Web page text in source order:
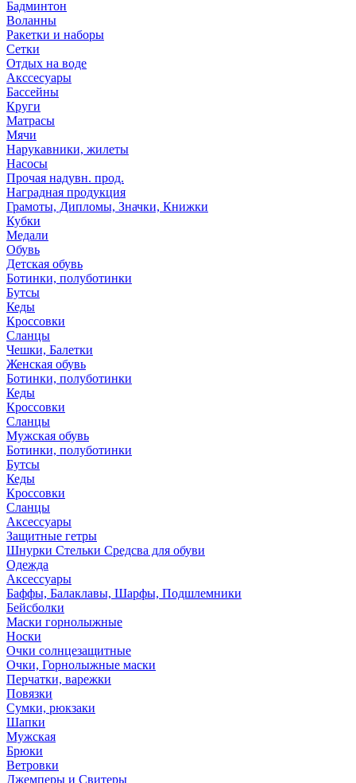
Бадминтон
Воланны
Ракетки и наборы
Сетки
Отдых на воде
Акссесуары
Бассейны
Круги
Матрасы
Мячи
Нарукавники, жилеты
Насосы
Прочая надувн. прод.
Наградная продукция
Грамоты, Дипломы, Значки, Книжки
Кубки
Медали
Обувь
Детская обувь
Ботинки, полуботинки
Бутсы
Кеды
Кроссовки
Сланцы
Чешки, Балетки
Женская обувь
Ботинки, полуботинки
Кеды
Кроссовки
Сланцы
Мужская обувь
Ботинки, полуботинки
Бутсы
Кеды
Кроссовки
Сланцы
Аксессуары
Защитные гетры
Шнурки Стельки Средсва для обуви
Одежда
Аксессуары
Баффы, Балаклавы, Шарфы, Подшлемники
Бейсболки
Маски горнолыжные
Носки
Очки солнцезащитные
Очки, Горнолыжные маски
Перчатки, варежки
Повязки
Сумки, рюкзаки
Шапки
Мужская
Брюки
Ветровки
Джемперы и Свитеры